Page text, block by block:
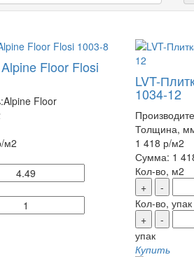
Floor Flosi
Alpine Floor
/м2
LVT-
1034-12
Толщина,
1 418 р/м2
Сумма: 1
Кол-во, м2
+
-
Кол-во, упак
+
-
упак
Купить